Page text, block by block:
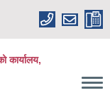
कार्यालय,